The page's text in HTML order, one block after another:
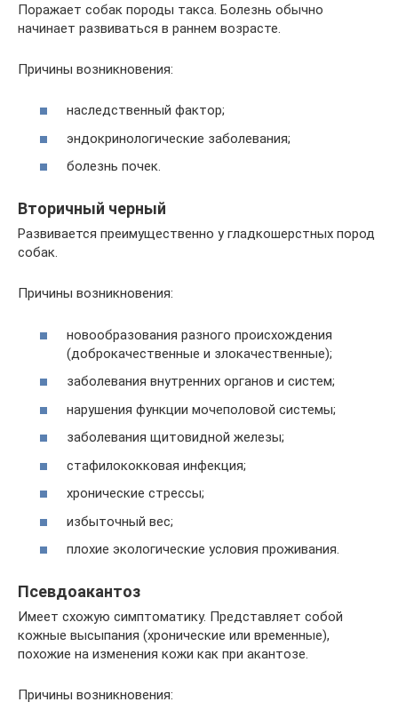
Поражает собак породы такса. Болезнь обычно
начинает развиваться в раннем возрасте.
Причины возникновения:
наследственный фактор;
эндокринологические заболевания;
болезнь почек.
Вторичный черный
Развивается преимущественно у гладкошерстных пород
собак.
Причины возникновения:
новообразования разного происхождения
(доброкачественные и злокачественные);
заболевания внутренних органов и систем;
нарушения функции мочеполовой системы;
заболевания щитовидной железы;
стафилококковая инфекция;
хронические стрессы;
избыточный вес;
плохие экологические условия проживания.
Псевдоакантоз
Имеет схожую симптоматику. Представляет собой
кожные высыпания (хронические или временные),
похожие на изменения кожи как при акантозе.
Причины возникновения: